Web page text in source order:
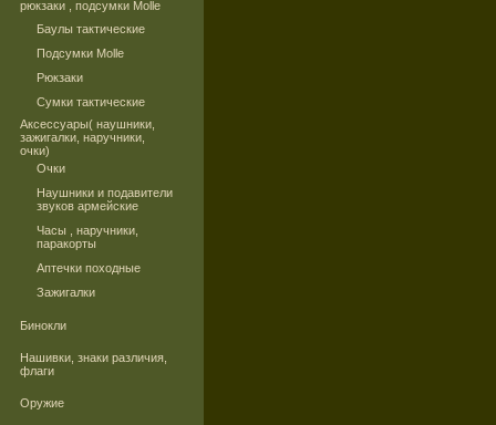
рюкзаки , подсумки Molle
Баулы тактические
Подсумки Molle
Рюкзаки
Сумки тактические
Аксессуары( наушники,
зажигалки, наручники,
очки)
Очки
Наушники и подавители
звуков армейские
Часы , наручники,
паракорты
Аптечки походные
Зажигалки
Бинокли
Нашивки, знаки различия,
флаги
Оружие